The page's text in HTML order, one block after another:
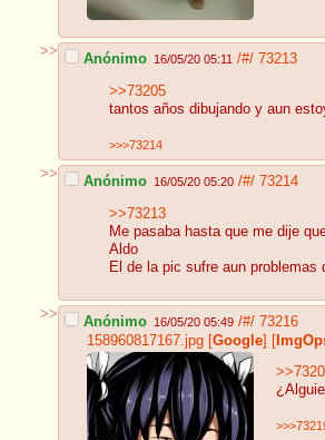
>> Anónimo 16/05/20 05:11 /#/ 73213
>>73205
tantos años dibujando y aun
>>>73214
>> Anónimo 16/05/20 05:20 /#/ 73214
>>73213
Me pasaba hasta que me dije
Aldo
El de la pic sufre aun
>> Anónimo 16/05/20 05:49 /#/ 73216
158960817167.jpg [Google] [